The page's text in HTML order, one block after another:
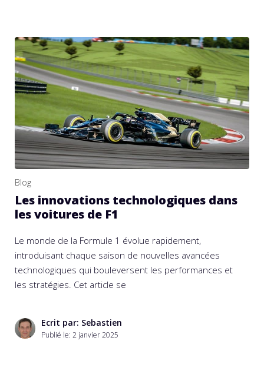
Blog
Les innovations technologiques dans
les voitures de F1
Le monde de la Formule 1 évolue rapidement,
introduisant chaque saison de nouvelles avancées
technologiques qui bouleversent les performances et
les stratégies. Cet article se
Ecrit par: Sebastien
Publié le: 2 janvier 2025